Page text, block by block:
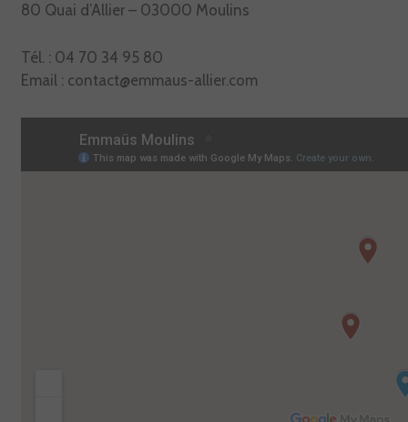
80 Quai d’Allier – 03000 Moulins
Tél. : 04 70 34 95 80
Email : contact@emmaus-allier.com